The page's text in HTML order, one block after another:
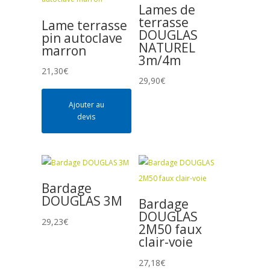
Lame terrasse
pin autoclave
marron
21,30€
Ajouter au
devis
Lames de
terrasse
DOUGLAS
NATUREL
3m/4m
29,90€
Bardage
DOUGLAS 3M
29,23€
Bardage
DOUGLAS
2M50 faux
clair-voie
27,18€